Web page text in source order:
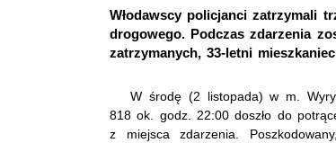
Włodawscy policjanci zatrzymali
drogowego. Podczas zdarzenia
zatrzymanych, 33-letni
W środę (2 listopada) w m.
818 ok. godz. 22:00 doszło do
z miejsca zdarzenia.